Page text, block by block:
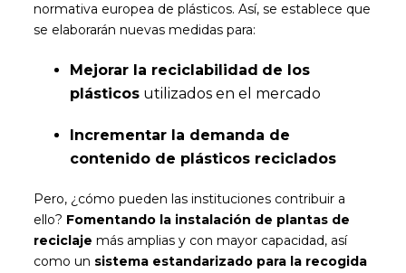
normativa europea de plásticos. Así, se establece que
se elaborarán nuevas medidas para:
Mejorar la reciclabilidad de los
plásticos utilizados en el mercado
Incrementar la demanda de
contenido de plásticos reciclados
Pero, ¿cómo pueden las instituciones contribuir a
ello? Fomentando la instalación de plantas de
reciclajemás amplias y con mayor capacidad, así
como un sistema estandarizado para la recogida